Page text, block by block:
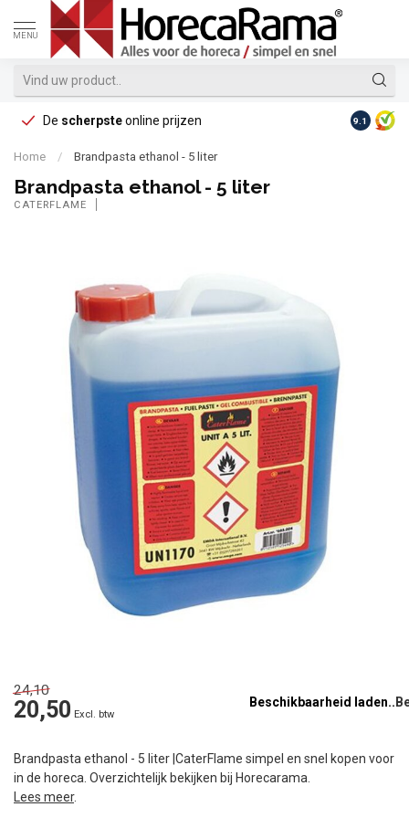
MENU
De scherpsteonline prijzen Op
9.1
Home / Brandpasta ethanol - 5 liter
Brandpasta ethanol - 5 liter
CATERFLAME
24,10
20,50 Excl. btw
Beschikbaarheid laden..
Brandpasta ethanol - 5 liter |CaterFlame simpel en snel kopen voor
in de horeca. Overzichtelijk bekijken bij Horecarama.
Lees meer.